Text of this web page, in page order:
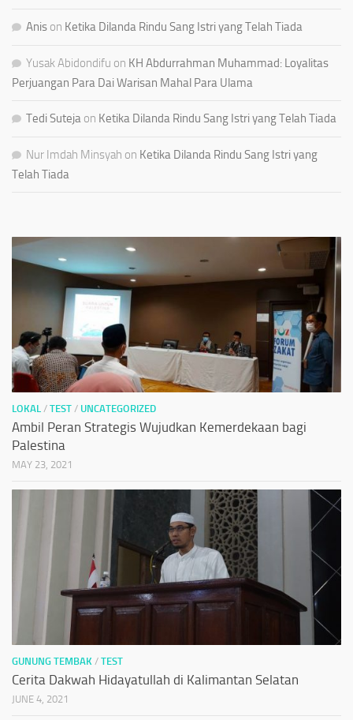
Anis on Ketika Dilanda Rindu Sang Istri yang Telah Tiada
Yusak Abidondifu on KH Abdurrahman Muhammad: Loyalitas
Perjuangan Para Dai Warisan Mahal Para Ulama
Tedi Suteja on Ketika Dilanda Rindu Sang Istri yang Telah Tiada
Nur Imdah Minsyah on Ketika Dilanda Rindu Sang Istri yang
Telah Tiada
LOKAL / TEST / UNCATEGORIZED
Ambil Peran Strategis Wujudkan Kemerdekaan bagi
Palestina
MAY 23, 2021
GUNUNG TEMBAK / TEST
Cerita Dakwah Hidayatullah di Kalimantan Selatan
JUNE 4, 2021